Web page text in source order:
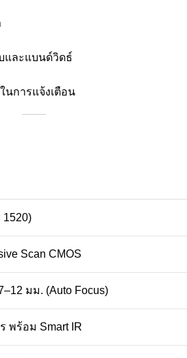
และแบนด์วิดธ์
นการแจ้งเตือน
1520)
Scan CMOS
มม. (Auto Focus)
พร้อม Smart IR